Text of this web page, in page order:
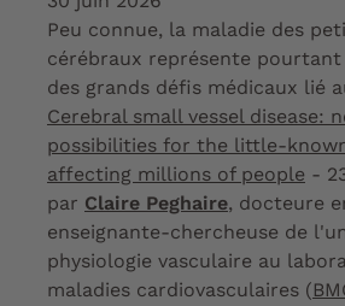
Peu connue, la maladie des
cérébraux représente pourtant
des grands défis médicaux lié
Cerebral small vessel disease:
possibilities for the little-
affecting millions of people -
par Claire Peghaire, docteure
enseignante-chercheuse de
physiologie vasculaire au
maladies cardiovasculaires (